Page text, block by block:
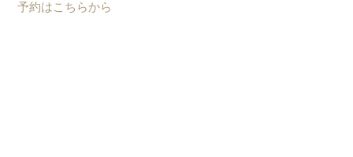
予約はこちらから